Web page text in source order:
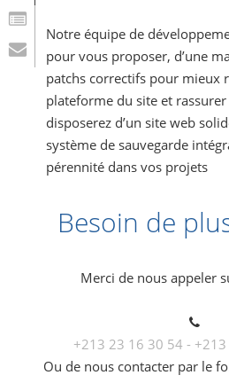
Notre équipe de
pour vous proposer, d’une
patchs correctifs pour mieux
plateforme du site et
disposerez d’un site web
système de sauvegarde
pérennité dans vos projets
Besoin de
Merci de nous appeler
+213 23 16 30 54 -
Ou de nous contacter par le